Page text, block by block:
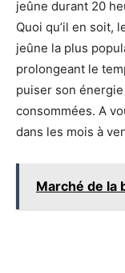
jeûne durant 20
Quoi qu’il en soit,
jeûne la plus
prolongeant le
puiser son
consommées. A
dans les mois à
Marché de la